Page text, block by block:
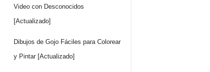
Video con Desconocidos
[Actualizado]
Dibujos de Gojo Fáciles para Colorear
y Pintar [Actualizado]